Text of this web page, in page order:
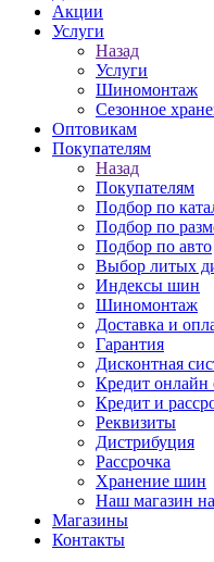
Акции
Услуги
Назад
Услуги
Шиномонтаж
Сезонное
Оптовикам
Покупателям
Назад
Покупателям
Подбор по
Подбор по
Подбор по авто
Выбор литых
Индексы шин
Шиномонтаж
Доставка и
Гарантия
Дисконтная
Кредит
Кредит и
Реквизиты
Дистрибуция
Рассрочка
Хранение шин
Наш магазин
Магазины
Контакты